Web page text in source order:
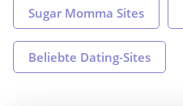
Sugar Momma Sites
Beliebte Dating-Sites